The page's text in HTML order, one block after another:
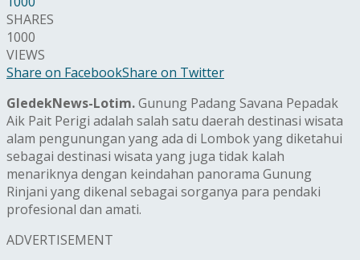
SHARES
1000
VIEWS
Share on FacebookShare on Twitter
GledekNews-Lotim.Gunung Padang Savana Pepadak
Aik Pait Perigi adalah salah satu daerah destinasi wisata
alam pengunungan yang ada di Lombok yang diketahui
sebagai destinasi wisata yang juga tidak kalah
menariknya dengan keindahan panorama Gunung
Rinjani yang dikenal sebagai sorganya para pendaki
profesional dan amati.
ADVERTISEMENT